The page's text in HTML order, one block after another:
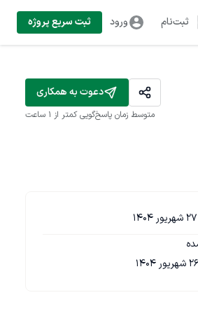
ثبت‌نام ورود ثبت سریع پروژه
دعوت به همکاری
متوسط زمان پاسخ‌گویی کمتر از 1 ساعت